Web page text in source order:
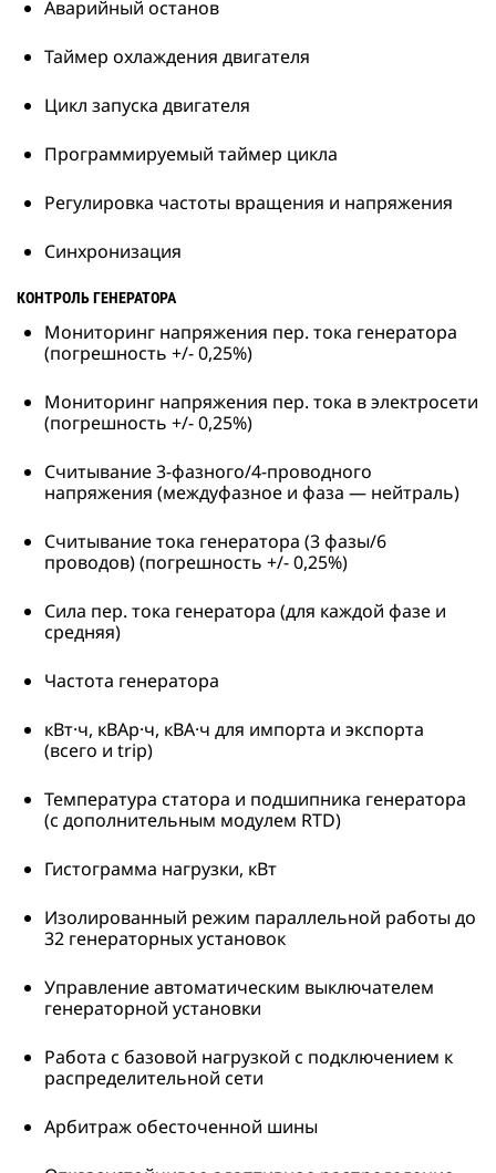
Аварийный останов
Таймер охлаждения двигателя
Цикл запуска двигателя
Программируемый таймер цикла
Регулировка частоты вращения и напряжения
Синхронизация
КОНТРОЛЬ ГЕНЕРАТОРА
Мониторинг напряжения пер. тока генератора
(погрешность +/- 0,25%)
Мониторинг напряжения пер. тока в электросети
(погрешность +/- 0,25%)
Считывание 3-фазного/4-проводного
напряжения (междуфазное и фаза — нейтраль)
Считывание тока генератора (3 фазы/6
проводов) (погрешность +/- 0,25%)
Сила пер. тока генератора (для каждой фазе и
средняя)
Частота генератора
кВт·ч, кВАр·ч, кВА·ч для импорта и экспорта
(всего и trip)
Температура статора и подшипника генератора
(с дополнительным модулем RTD)
Гистограмма нагрузки, кВт
Изолированный режим параллельной работы до
32 генераторных установок
Управление автоматическим выключателем
генераторной установки
Работа с базовой нагрузкой с подключением к
распределительной сети
Арбитраж обесточенной шины